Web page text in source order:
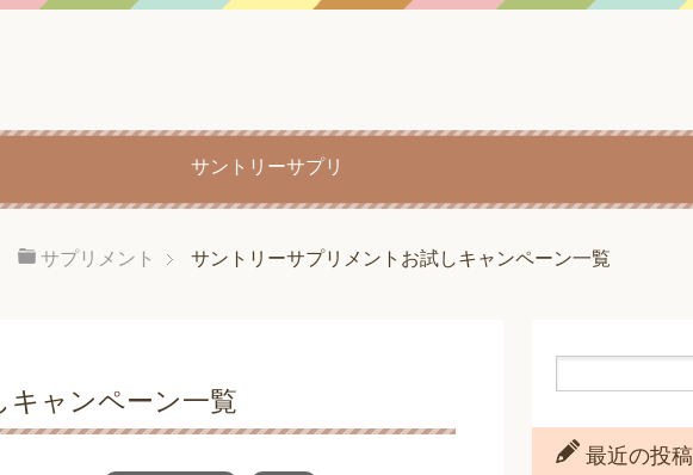
サントリーサプリ
サプリメント サントリーサプリメントお試しキャンペーン一覧
ャンペーン一覧
最近の投稿